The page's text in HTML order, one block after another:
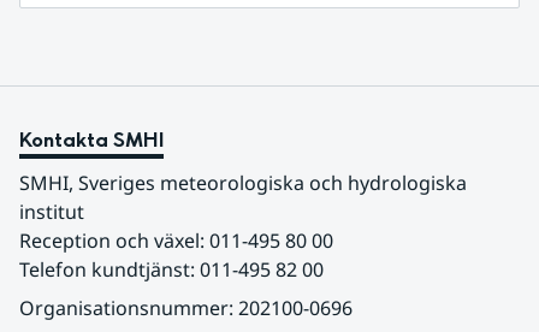
Kontakta SMHI
SMHI, Sveriges meteorologiska och hydrologiska
institut
Reception och växel: 011-495 80 00
Telefon kundtjänst: 011-495 82 00
Organisationsnummer: 202100-0696